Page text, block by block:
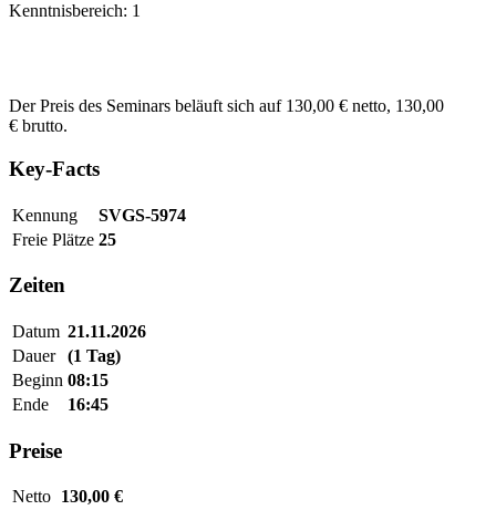
Kenntnisbereich: 1
Der Preis des Seminars beläuft sich auf 130,00 € netto, 130,00
€ brutto.
Key-Facts
Kennung
SVGS-5974
Freie Plätze 25
Zeiten
Datum 21.11.2026
Dauer
(1 Tag)
Beginn 08:15
Ende
16:45
Preise
Netto 130,00 €